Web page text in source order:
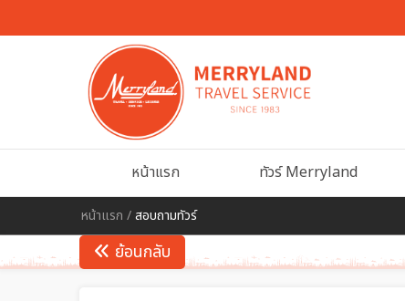
หน้าแรก ทัวร์ Merryland
หน้าแรก /สอบถามทัวร์
ย้อนกลับ